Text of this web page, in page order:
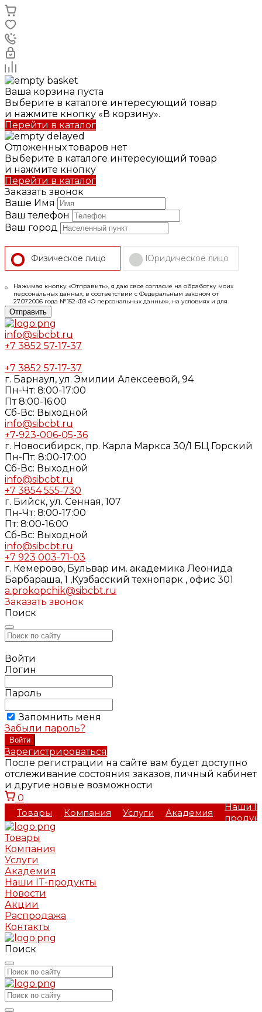
Ваша корзина пуста
Выберите в каталоге интересующий товар
и нажмите кнопку «В корзину».
Перейти в каталог
Отложенных товаров нет
Выберите в каталоге интересующий товар
и нажмите кнопку
Перейти в каталог
Заказать звонок
Ваше Имя
Ваш телефон
Ваш город
Физическое лицо Юридическое лицо
Нажимая кнопку «Отправить», я даю свое согласие на обработку моих
персональных данных, в соответствии с Федеральным законом от
27.07.2006 года №152-ФЗ «О персональных данных», на условиях и для
целей, определенных в
Политике конфиденциальности
Отправить
info@sibcbt.ru
+7 3852 57-17-37
+7 3852 57-17-37
г. Барнаул, ул. Эмилии Алексеевой, 94
Пн-Чт: 8:00-17:00
Пт 8:00-16:00
Cб-Вс: Выходной
info@sibcbt.ru
+7-923-006-05-36
г. Новосибирск, пр. Карла Маркса 30/1 БЦ Горский
Пн-Пт: 8:00-17:00
Cб-Вс: Выходной
info@sibcbt.ru
+7 3854 555-730
г. Бийск, ул. Сенная, 107
Пн-Чт: 8:00-17:00
Пт: 8:00-16:00
Cб-Вс: Выходной
info@sibcbt.ru
+7 923 003-71-03
г. Кемерово, Бульвар им. академика Леонида
Барбараша, 1 ,Кузбасский технопарк , офис 301
a.prokopchik@sibcbt.ru
Заказать звонок
Поиск
Войти
Логин
Пароль
Запомнить меня
Забыли пароль?
Зарегистрироваться
После регистрации на сайте вам будет доступно
отслеживание состояния заказов, личный кабинет
и другие новые возможности
0
Товары
Компания Услуги Академия
Наши
Товары
Компания
Услуги
Академия
Наши IT-продукты
Новости
Акции
Распродажа
Контакты
Поиск